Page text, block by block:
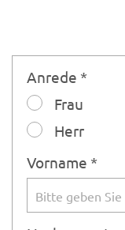
Anrede *
Frau
Herr
Vorname *